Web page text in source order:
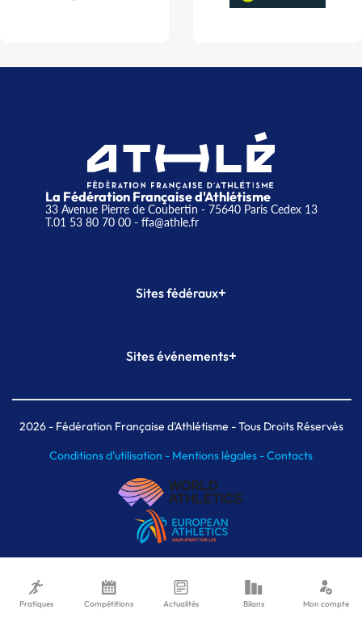
La Fédération Française d'Athlétisme
33 Avenue Pierre de Coubertin - 75640 Paris Cedex 13
T.01 53 80 70 00- ffa@athle.fr
Sites fédéraux+
Plateforme Formation
Sites événements+
Meeting de Paris indoor
MAIF Ekiden de Paris
2026- Fédération Française d'Athlétisme - Tous Droits Réservés
Conditions d'utilisation - Mentions légales -Contacts
Pratiques Compétitions Actualités Bilans Mon compte